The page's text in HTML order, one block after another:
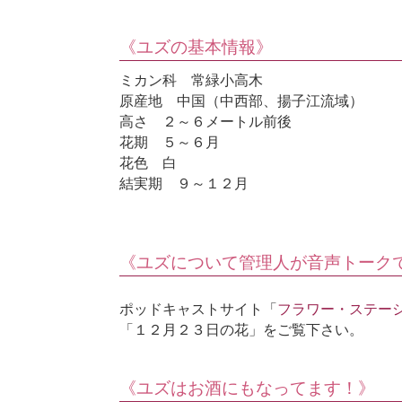
《ユズの基本情報》
ミカン科 常緑小高木
原産地 中国（中西部、揚子江流域）
高さ ２～６メートル前後
花期 ５～６月
花色 白
結実期 ９～１２月
《ユズについて管理人が音声トーク
ポッドキャストサイト「 フラワー・ステー
「１２月２３日の花」をご覧下さい。
《ユズはお酒にもなってます！》